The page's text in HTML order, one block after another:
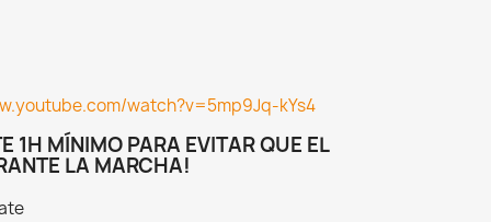
watch?v=5mp9Jq-kYs4
1H MÍNIMO PARA EVITAR QUE EL
LA MARCHA!